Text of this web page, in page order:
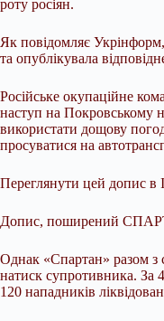
роту росіян.
Як повідомляє
та опублікувала
Російське окупаційне
наступ на Покровському
використати дощову
просуватися на
Переглянути цей допис в
Допис, поширений
Однак «Спартан» разом з
натиск супротивника. За
120 нападників